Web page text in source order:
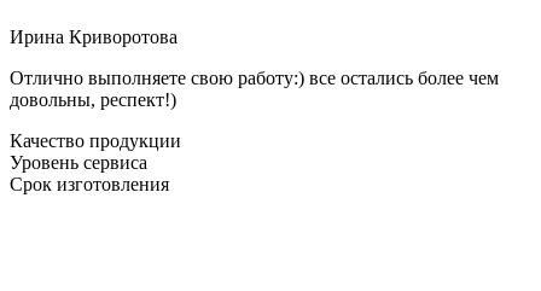
Ирина Криворотова
Отлично выполняете свою работу:) все остались более чем
довольны, респект!)
Качество продукции
Уровень сервиса
Срок изготовления